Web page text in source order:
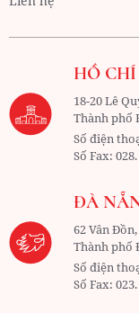
HỒ
18-20 Lê
Thành phố
Số điện
Số Fax:
ĐÀ
62 Vân
Thành phố
Số điện
Số Fax: